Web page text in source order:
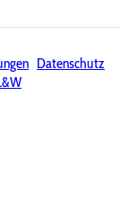
Datenschutz